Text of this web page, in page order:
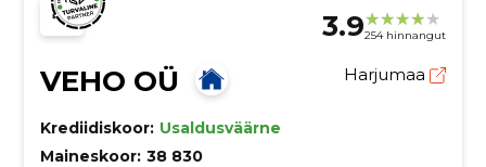
3.9254 hinnangut
VEHO OÜ Harjumaa
Krediidiskoor: Usaldusväärne
Maineskoor: 38 830